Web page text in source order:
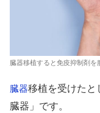
臓器移植すると免疫抑制剤
臓器移植を受けたと
臓器」です。